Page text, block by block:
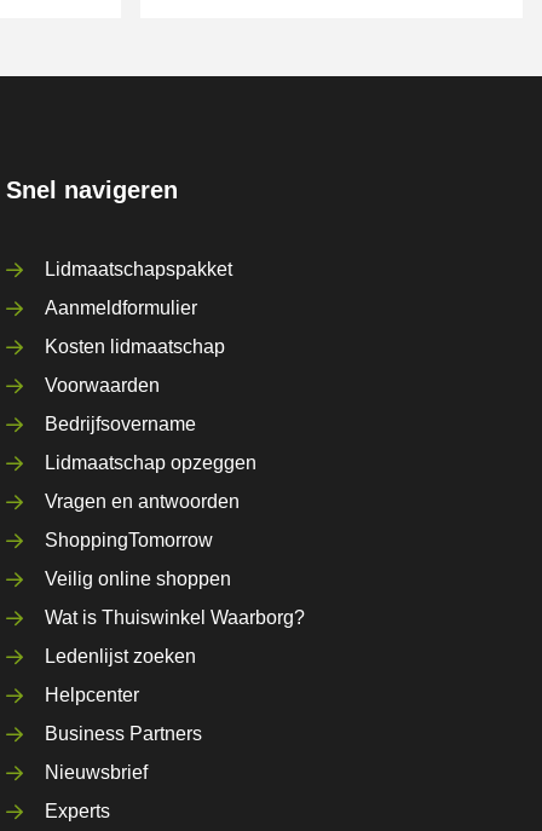
Snel navigeren
Lidmaatschapspakket
Aanmeldformulier
Kosten lidmaatschap
Voorwaarden
Bedrijfsovername
Lidmaatschap opzeggen
Vragen en antwoorden
ShoppingTomorrow
Veilig online shoppen
Wat is Thuiswinkel Waarborg?
Ledenlijst zoeken
Helpcenter
Business Partners
Nieuwsbrief
Experts